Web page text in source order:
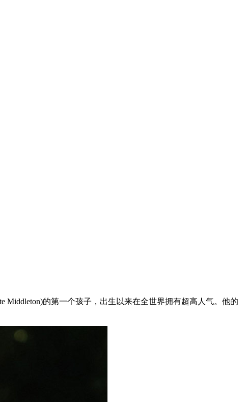
Middleton)的第一个孩子，出生以来在全世界拥有超高人气。他的